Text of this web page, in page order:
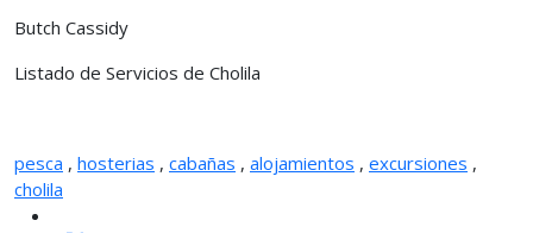
Butch Cassidy
Listado de Servicios de Cholila
pesca , hosterias , cabañas , alojamientos , excursiones ,
cholila